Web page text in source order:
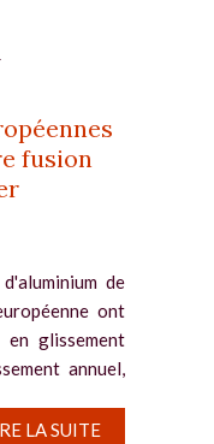
fusion
de
ont
glissement
annuel,
LA SUITE